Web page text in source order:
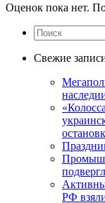
Оценок пока нет.
Свежие
РФ